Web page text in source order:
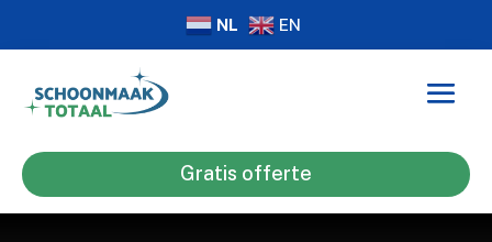
NL EN
Gratis offerte